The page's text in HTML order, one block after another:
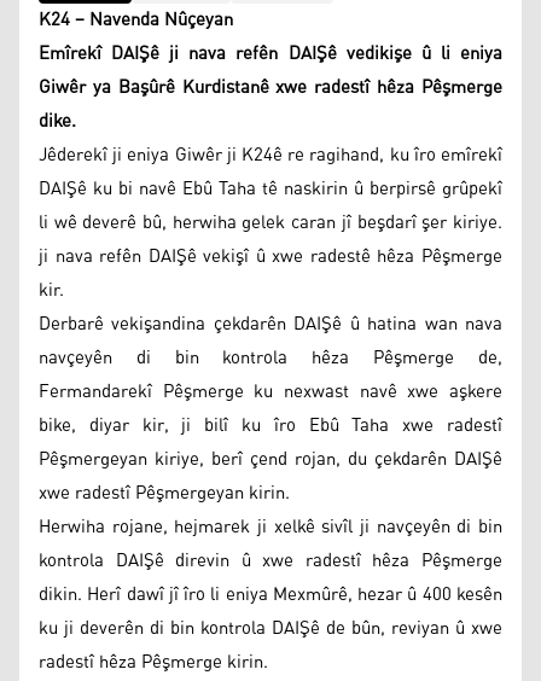
K24 – Navenda Nûçeyan
Emîrekî DAIŞê ji nava refên DAIŞê vedikişe û li eniya
Giwêr ya Başûrê Kurdistanê xwe radestî hêza Pêşmerge
dike.
Jêderekî ji eniya Giwêr ji K24ê re ragihand, ku îro emîrekî
DAIŞê ku bi navê Ebû Taha tê naskirin û berpirsê grûpekî
li wê deverê bû, herwiha gelek caran jî beşdarî şer kiriye.
ji nava refên DAIŞê vekişî û xwe radestê hêza Pêşmerge
kir.
Derbarê vekişandina çekdarên DAIŞê û hatina wan nava
navçeyên di bin kontrola hêza Pêşmerge de,
Fermandarekî Pêşmerge ku nexwast navê xwe aşkere
bike, diyar kir, ji bilî ku îro Ebû Taha xwe radestî
Pêşmergeyan kiriye, berî çend rojan, du çekdarên DAIŞê
xwe radestî Pêşmergeyan kirin.
Herwiha rojane, hejmarek ji xelkê sivîl ji navçeyên di bin
kontrola DAIŞê direvin û xwe radestî hêza Pêşmerge
dikin. Herî dawî jî îro li eniya Mexmûrê, hezar û 400 kesên
ku ji deverên di bin kontrola DAIŞê de bûn, reviyan û xwe
radestî hêza Pêşmerge kirin.